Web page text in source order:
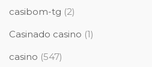
casibom-tg (2)
Casinado casino (1)
casino (547)